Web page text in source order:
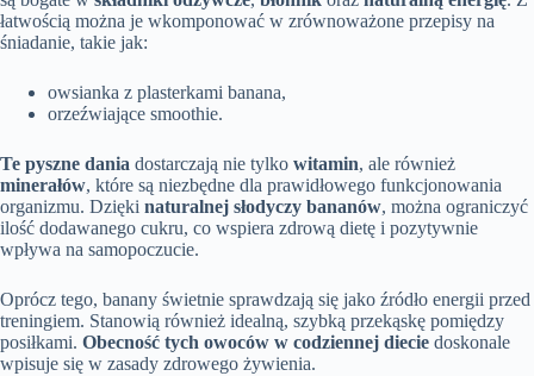
łatwością można je wkomponować w zrównoważone przepisy na
śniadanie, takie jak:
owsianka z plasterkami banana,
orzeźwiające smoothie.
Te pyszne dania dostarczają nie tylko witamin, ale również
minerałów, które są niezbędne dla prawidłowego funkcjonowania
organizmu. Dzięki naturalnej słodyczy bananów, można ograniczyć
ilość dodawanego cukru, co wspiera zdrową dietę i pozytywnie
wpływa na samopoczucie.
Oprócz tego, banany świetnie sprawdzają się jako źródło energii przed
treningiem. Stanowią również idealną, szybką przekąskę pomiędzy
posiłkami. Obecność tych owoców w codziennej diecie doskonale
wpisuje się w zasady zdrowego żywienia.